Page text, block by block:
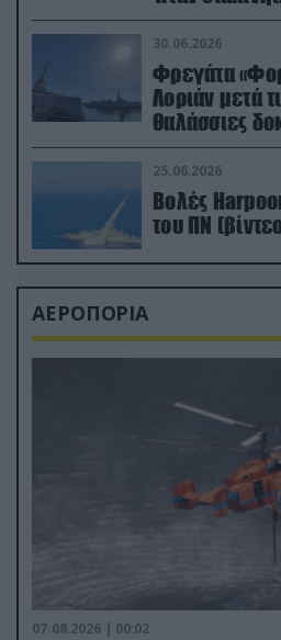
μεταναστών
30.06.2026
Φρεγάτα
Λοριάν μετά
θαλάσσιες δοκιμές στον
απαιτητικό
25.06.2026
Βολές
του ΠΝ
ΑΕΡΟΠΟΡΙΑ
07.08.2026 | 00:02